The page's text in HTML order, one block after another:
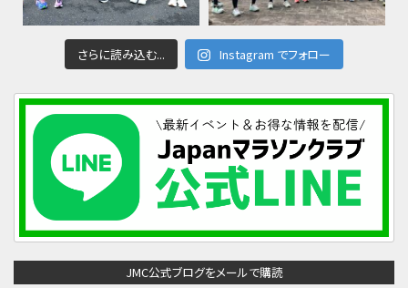
さらに読み込む... Instagram でフォロー
JMC公式ブログをメールで購読